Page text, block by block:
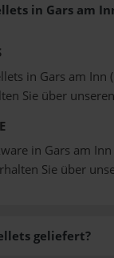
in Gars am
in Gars am Inn
Sie über unseren
in Gars am
Sie über
geliefert?